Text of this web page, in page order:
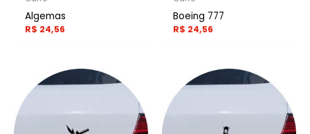
Algemas
R$ 24,56
Boeing 777
R$ 24,56